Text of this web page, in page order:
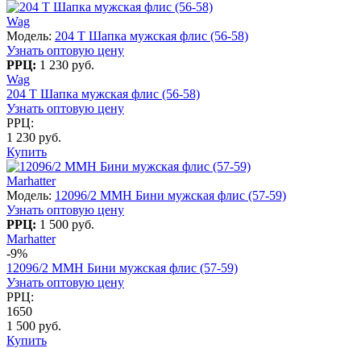
Wag
Модель: 204 T Шапка мужская флис (56-58)
Узнать оптовую цену
РРЦ: 1 230 руб.
Wag
204 T Шапка мужская флис (56-58)
Узнать оптовую цену
РРЦ:
1 230 руб.
Купить
Marhatter
Модель: 12096/2 MMH Бини мужская флис (57-59)
Узнать оптовую цену
РРЦ: 1 500 руб.
Marhatter
-9%
12096/2 MMH Бини мужская флис (57-59)
Узнать оптовую цену
РРЦ:
1650
1 500 руб.
Купить